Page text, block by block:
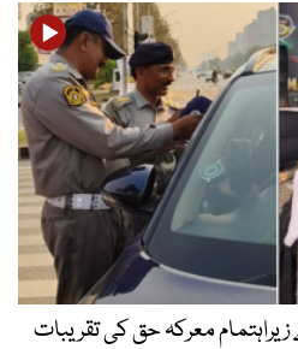
معرکہ حق کی تقریبات